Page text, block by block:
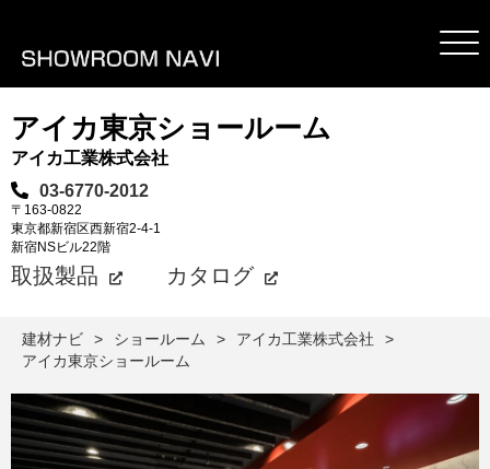
アイカ東京ショールーム
アイカ工業株式会社
03-6770-2012
〒163-0822
東京都新宿区西新宿2-4-1
新宿NSビル22階
取扱製品 カタログ
建材ナビ ショールーム
アイカ工業株式会社
アイカ東京ショールーム